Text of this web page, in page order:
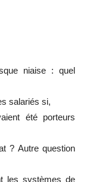
niaise : quel
salariés si,
été porteurs
? Autre question
les systèmes de